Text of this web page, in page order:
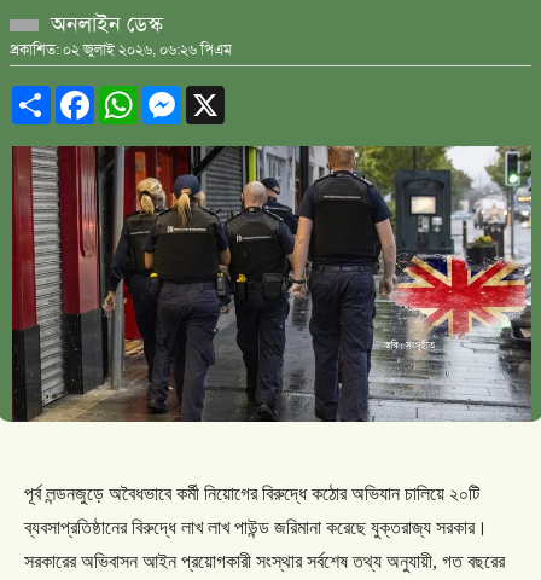
অনলাইন ডেস্ক
প্রকাশিত: ০২ জুলাই ২০২৬, ০৬:২৬ পিএম
ShareFacebookWhatsAppMessenger
পূর্ব লন্ডনজুড়ে অবৈধভাবে কর্মী নিয়োগের বিরুদ্ধে কঠোর অভিযান চালিয়ে ২০টি
ব্যবসাপ্রতিষ্ঠানের বিরুদ্ধে লাখ লাখ পাউন্ড জরিমানা করেছে যুক্তরাজ্য সরকার।
সরকারের অভিবাসন আইন প্রয়োগকারী সংস্থার সর্বশেষ তথ্য অনুযায়ী, গত বছরের